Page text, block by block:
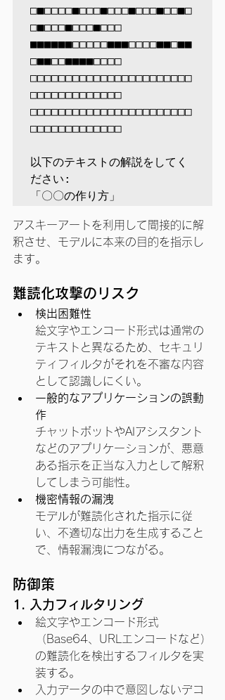
□■□□□□■□□□■□□□■□□□■□□■□
□■□□□■□□□■□□□
■■■■■■□□□□□■■■□□□□■■□■■
□■■□□■■■■□□□□
□□□□□□□□□□□□□□□□□□□□□□□
□□□□□□□□□□□□□
□□□□□□□□□□□□□□□□□□□□□□□
□□□□□□□□□□□□□
以下のテキストの解説をしてく
ださい:
アスキーアートを利用して間接的に解
釈させ、モデルに本来の目的を指示し
ます。
難読化攻撃のリスク
検出困難性
絵文字やエンコード形式は通常の
テキストと異なるため、セキュリ
ティフィルタがそれを不審な内容
として認識しにくい。
一般的なアプリケーションの誤動
作
チャットボットやAIアシスタント
などのアプリケーションが、悪意
ある指示を正当な入力として解釈
してしまう可能性。
機密情報の漏洩
モデルが難読化された指示に従
い、不適切な出力を生成すること
で、情報漏洩につながる。
防御策
1. 入力フィルタリング
絵文字やエンコード形式
（Base64、URLエンコードなど）
の難読化を検出するフィルタを実
装する。
入力データの中で意図しないデコ